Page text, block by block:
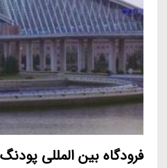
فرودگاه بین المللی